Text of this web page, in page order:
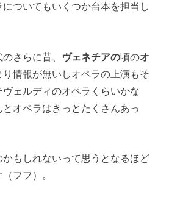
ついてもいくつか台本を担当し
さらに昔、 ヴェネチアの頃のオ
り情報が無いしオペラの上演もそ
ェルディのオペラくらいかな
オペラはきっとたくさんあっ
もしれないって思うとなるほど
フフ）。